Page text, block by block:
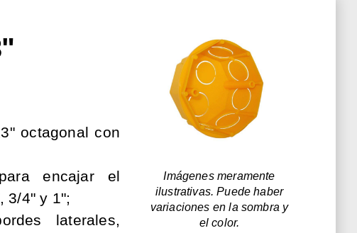
octagonal con
encajar el
3/4" y 1";
laterales,
Imágenes meramente
ilustrativas. Puede haber
variaciones en la sombra y
el color.